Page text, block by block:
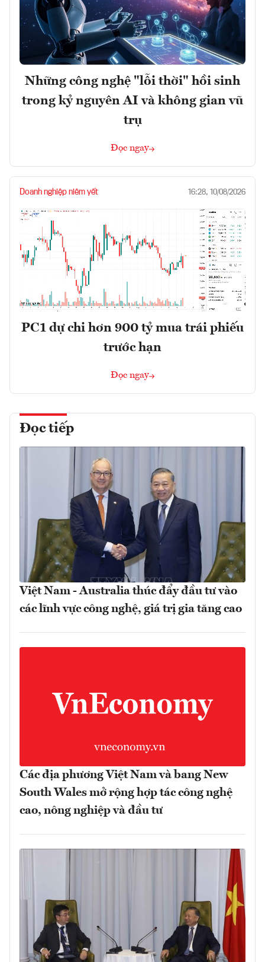
Những công nghệ "lỗi thời" hồi sinh
trong kỷ nguyên AI và không gian vũ
trụ
Đọc ngay
Doanh nghiệp niêm yết 16:28, 10/08/2026
PC1 dự chi hơn 900 tỷ mua trái phiếu
trước hạn
Đọc ngay
Đọc tiếp
Việt Nam - Australia thúc đẩy đầu tư vào
các lĩnh vực công nghệ, giá trị gia tăng cao
Các địa phương Việt Nam và bang New
South Wales mở rộng hợp tác công nghệ
cao, nông nghiệp và đầu tư